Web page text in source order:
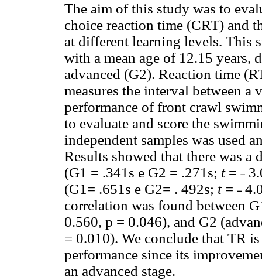
The aim of this study was to
choice reaction time (CRT) and
at different learning levels. This
with a mean age of 12.15 years,
advanced (G2). Reaction time
measures the interval between a
performance of front crawl
to evaluate and score the
independent samples was used
Results showed that there was a
(G1 = .341s e G2 = .271s; t= ˗
(G1= .651s e G2= . 492s; t= ˗
correlation was found between
0.560, p = 0.046), and G2
= 0.010). We conclude that TR
performance since its
an advanced stage.